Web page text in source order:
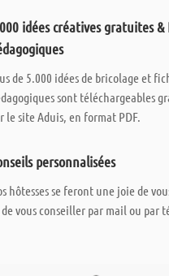
idées créatives gratuites &
de 5.000 idées de bricolage et
sont téléchargeables
le site Aduis, en format PDF.
personnalisées
hôtesses se feront une joie de
vous conseiller par mail ou par